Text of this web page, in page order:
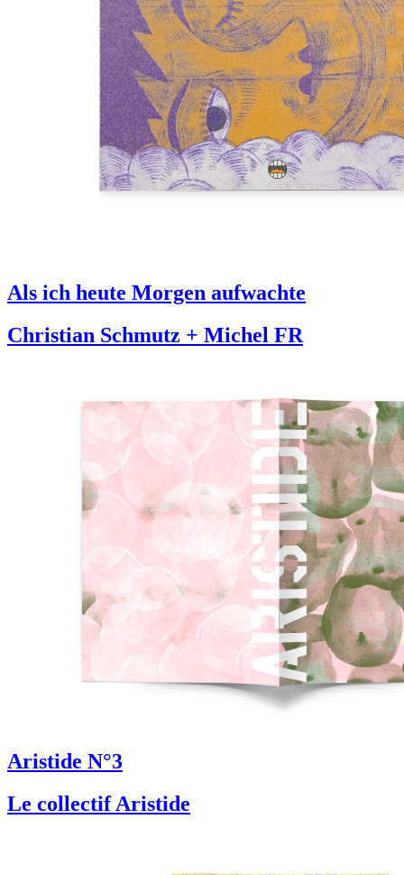
Als ich heute Morgen aufwachte
Christian Schmutz + Michel FR
Aristide N°3
Le collectif Aristide